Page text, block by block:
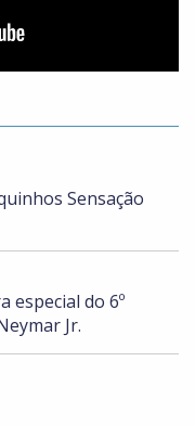
Sensação
especial do 6º
Jr.